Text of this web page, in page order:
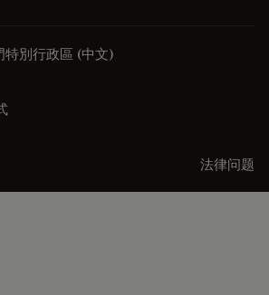
特別行政區 (中文)
法律问题